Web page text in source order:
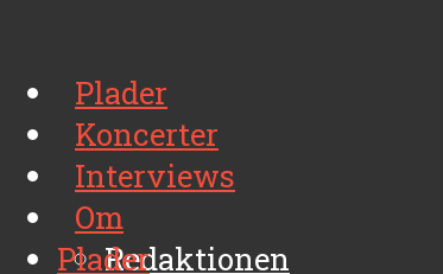
Plader
Koncerter
Interviews
Om
Redaktionen
Plader